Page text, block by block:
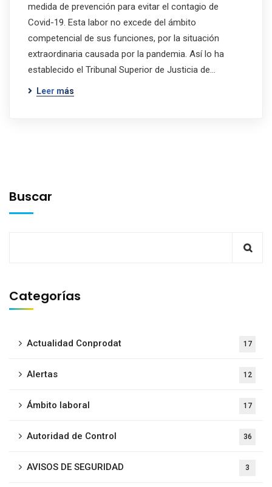
medida de prevención para evitar el contagio de
Covid-19. Esta labor no excede del ámbito
competencial de sus funciones, por la situación
extraordinaria causada por la pandemia. Así lo ha
establecido el Tribunal Superior de Justicia de…
Leer más
Buscar
Categorías
Actualidad Conprodat 17
Alertas 12
Ámbito laboral 17
Autoridad de Control 36
AVISOS DE SEGURIDAD 3